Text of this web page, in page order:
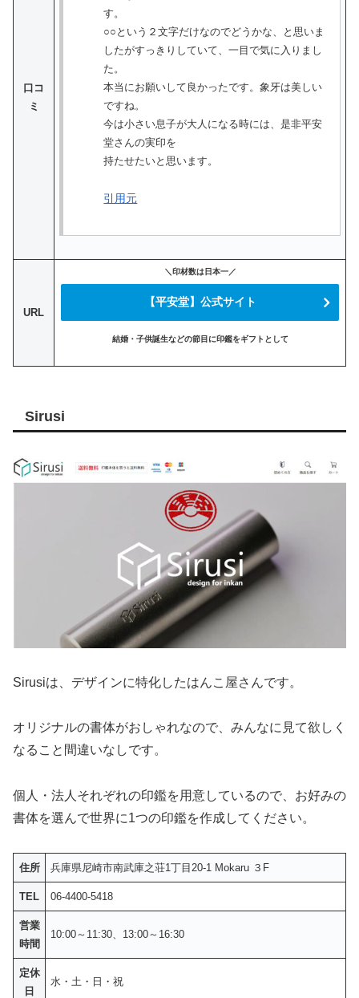
口コ
ミ
す。
○○という２文字だけなのでどうかな、と思いま
したがすっきりしていて、一目で気に入りまし
た。
本当にお願いして良かったです。象牙は美しい
ですね。
今は小さい息子が大人になる時には、是非平安
堂さんの実印を
持たせたいと思います。
引用元
URL
＼印材数は日本一／
【平安堂】公式サイト
結婚・子供誕生などの節目に印鑑をギフトとして
Sirusi
Sirusiは、デザインに特化したはんこ屋さんです。
オリジナルの書体がおしゃれなので、みんなに見て欲しく
なること間違いなしです。
個人・法人それぞれの印鑑を用意しているので、お好みの
書体を選んで世界に1つの印鑑を作成してください。
住所 兵庫県尼崎市南武庫之荘1丁目20-1 Mokaru ３F
TEL 06-4400-5418
営業
時間
10:00～11:30、13:00～16:30
定休
日
水・土・日・祝